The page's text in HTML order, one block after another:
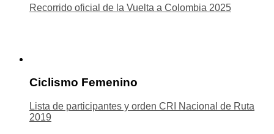
Recorrido oficial de la Vuelta a Colombia 2025
Ciclismo Femenino
Lista de participantes y orden CRI Nacional de Ruta
2019